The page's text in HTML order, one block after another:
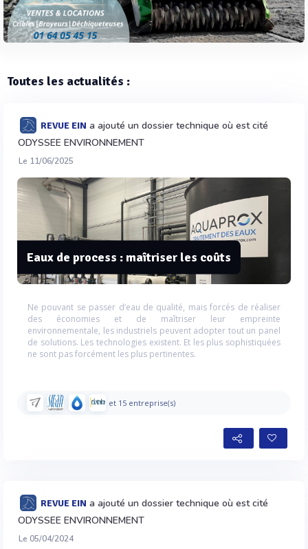
Toutes les actualités :
REVUE EIN a ajouté un dossier technique où est cité
ODYSSEE ENVIRONNEMENT
Le 11/06/2025
Eaux de process : maîtriser les coûts
Ne pouvant se passer d’eau de qualité, mais forcés de réaliser
des économies et de maîtriser leur empreinte
environnementale, les industriels peuvent adopter tout un panel
de solutions. Les technologies existent. Et les plus sophistiquées
ne sont pas forcément les plus pertinentes.
et 15 entreprise(s)
REVUE EIN a ajouté un dossier technique où est cité
ODYSSEE ENVIRONNEMENT
Le 05/04/2024